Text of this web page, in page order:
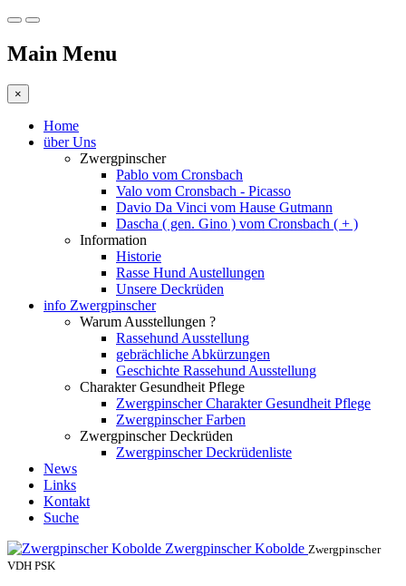
Main Menu
×
Home
über Uns
Zwergpinscher
Pablo vom Cronsbach
Valo vom Cronsbach - Picasso
Davio Da Vinci vom Hause Gutmann
Dascha ( gen. Gino ) vom Cronsbach ( + )
Information
Historie
Rasse Hund Austellungen
Unsere Deckrüden
info Zwergpinscher
Warum Ausstellungen ?
Rassehund Ausstellung
gebrächliche Abkürzungen
Geschichte Rassehund Ausstellung
Charakter Gesundheit Pflege
Zwergpinscher Charakter Gesundheit Pflege
Zwergpinscher Farben
Zwergpinscher Deckrüden
Zwergpinscher Deckrüdenliste
News
Links
Kontakt
Suche
Zwergpinscher Kobolde Zwergpinscher
VDH PSK